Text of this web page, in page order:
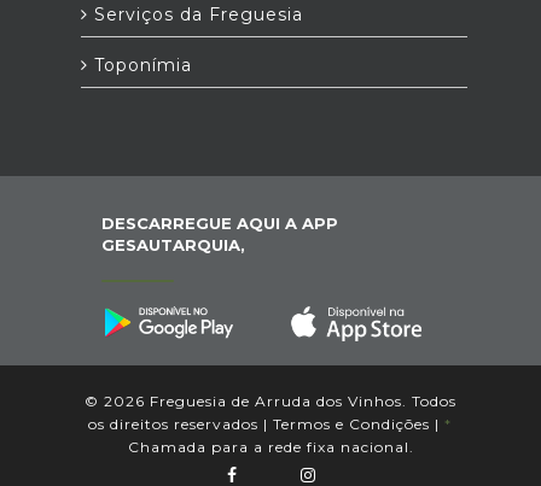
Serviços da Freguesia
Toponímia
DESCARREGUE AQUI A APP
GESAUTARQUIA,
© 2026 Freguesia de Arruda dos Vinhos. Todos
os direitos reservados | Termos e Condições | *
Chamada para a rede fixa nacional.